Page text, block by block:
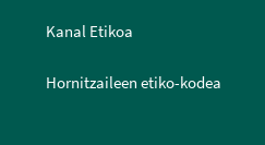
Kanal Etikoa
Hornitzaileen etiko-kodea